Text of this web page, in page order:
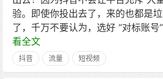
验。即使你投出去了，来的也都是
了，千万不要认为，选好 “对标账号
看全文
抖音 流量 短视频